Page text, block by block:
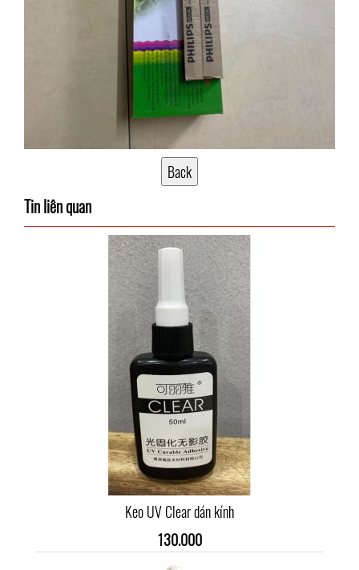
Tin liên quan
Keo UV Clear dán kính
130.000